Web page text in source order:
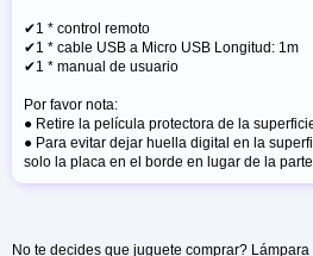
✔1 * control remoto
✔1 * cable USB a Micro USB Longitud: 1m
✔1 * manual de usuario
Por favor nota:
● Retire la película protectora de la
● Para evitar dejar huella digital en la
solo la placa en el borde en lugar de la parte
No te decides que juguete comprar?